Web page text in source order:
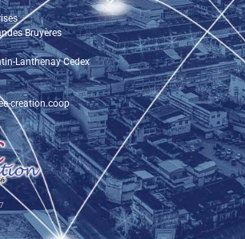
Bruyères
Lanthenay Cedex
creation.coop